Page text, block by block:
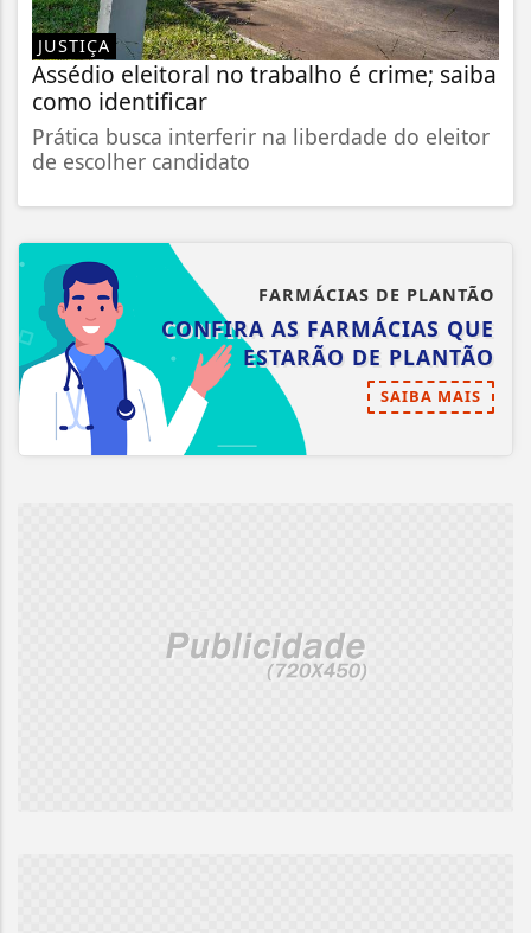
JUSTIÇA
Assédio eleitoral no trabalho é crime; saiba
como identificar
Prática busca interferir na liberdade do eleitor
de escolher candidato
FARMÁCIAS DE PLANTÃO
CONFIRA AS FARMÁCIAS QUE
ESTARÃO DE PLANTÃO
SAIBA MAIS